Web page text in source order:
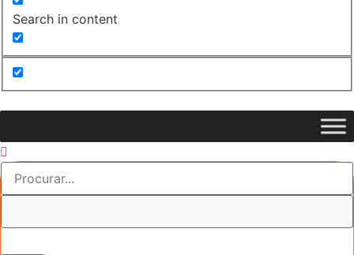
Search in content